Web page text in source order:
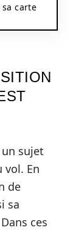
carte
sujet
vol. En
de
sa
ces